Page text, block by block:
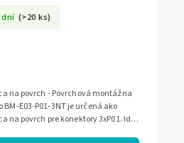
(>20 ks)
na povrch - Povrchová montážna
BM-E03-P01-3NT je určená ako
na povrch pre konektory 3xP01. Ide